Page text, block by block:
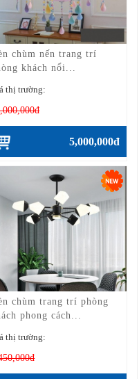
chùm nến trang trí
khách nổi...
thị trường:
5,000,000đ
chùm trang trí phòng
phong cách...
thị trường: